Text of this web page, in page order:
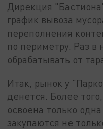
Дирекция
график вывоза
переполнения
по периметру. Раз
обрабатывать от
Итак, рынок у
денется. Более
освоена только
закупаются не